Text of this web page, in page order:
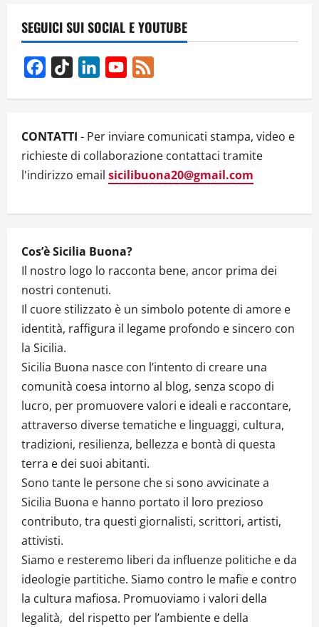
i
g
a
t
i
n
SEGUICI SUI SOCIAL E YOUTUBE
Facebook
TikTok LinkedInYouTube
CONTATTI - Per inviare comunicati stampa, video e
richieste di collaborazione contattaci tramite
l'indirizzo email sicilibuona20@gmail.com
Cos’è Sicilia Buona?
Il nostro logo lo racconta bene, ancor prima dei
nostri contenuti.
Il cuore stilizzato è un simbolo potente di amore e
identità, raffigura il legame profondo e sincero con
la Sicilia.
Sicilia Buona nasce con l’intento di creare una
comunità coesa intorno al blog, senza scopo di
lucro, per promuovere valori e ideali e raccontare,
attraverso diverse tematiche e linguaggi, cultura,
tradizioni, resilienza, bellezza e bontà di questa
terra e dei suoi abitanti.
Sono tante le persone che si sono avvicinate a
Sicilia Buona e hanno portato il loro prezioso
contributo, tra questi giornalisti, scrittori, artisti,
attivisti.
Siamo e resteremo liberi da influenze politiche e da
ideologie partitiche. Siamo contro le mafie e contro
la cultura mafiosa. Promuoviamo i valori della
legalità, del rispetto per l’ambiente e della